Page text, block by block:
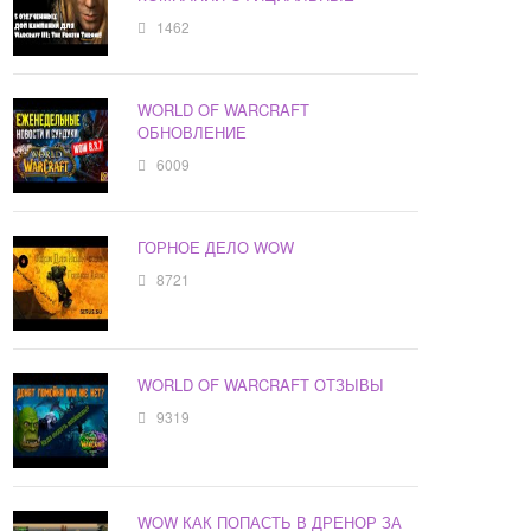
1462
WORLD OF WARCRAFT
ОБНОВЛЕНИЕ
6009
ГОРНОЕ ДЕЛО WOW
8721
WORLD OF WARCRAFT ОТЗЫВЫ
9319
WOW КАК ПОПАСТЬ В ДРЕНОР ЗА